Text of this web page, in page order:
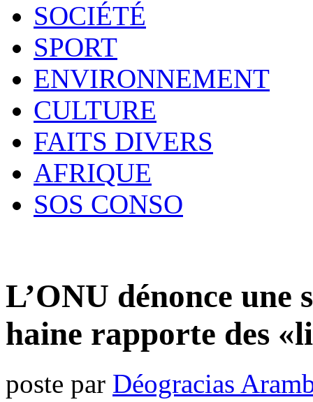
SOCIÉTÉ
SPORT
ENVIRONNEMENT
CULTURE
FAITS DIVERS
AFRIQUE
SOS CONSO
L’ONU dénonce
haine rapporte des
poste par Déogracias